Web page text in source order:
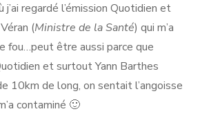
j’ai regardé l’émission Quotidien et
(Ministre de la Santé) qui m’a
fou…peut être aussi parce que
et surtout Yann Barthes
10km de long, on sentait l’angoisse
contaminé 🙂